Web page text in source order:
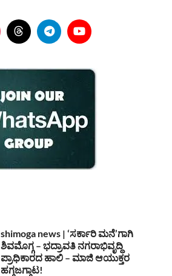
shimoga news | ‘ಸರ್ಕಾರಿ ಮನೆ’ಗಾಗಿ
ಶಿವಮೊಗ್ಗ – ಭದ್ರಾವತಿ ನಗರಾಭಿವೃದ್ದಿ
ಪ್ರಾಧಿಕಾರದ ಹಾಲಿ – ಮಾಜಿ ಆಯುಕ್ತರ
ಹಗ್ಗಜಗ್ಗಾಟ!